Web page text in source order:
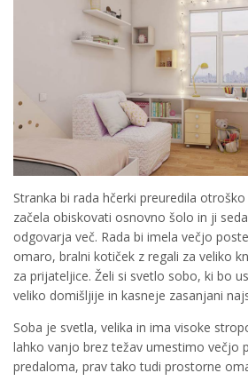
Stranka bi rada hčerki preuredila
začela obiskovati osnovno šolo in ji
odgovarja več. Rada bi imela večjo
omaro, bralni kotiček z regali za veliko
za prijateljice. Želi si svetlo sobo, ki bo
veliko domišljije in kasneje zasanjani
Soba je svetla, velika in ima visoke
lahko vanjo brez težav umestimo večjo
predaloma, prav tako tudi prostorne